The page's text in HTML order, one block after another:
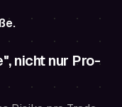
nicht nur Pro-